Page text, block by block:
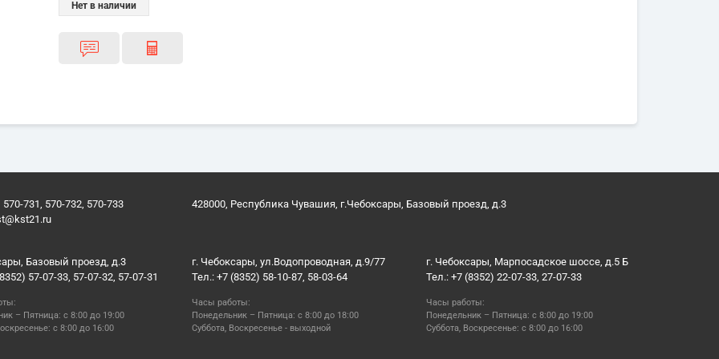
Нет в наличии
731, 570-732, 570-733
428000, Республика Чувашия, г.Чебоксары, Базовый проезд, д.3
Базовый проезд, д.3
57-07-33, 57-07-32, 57-07-31
– Пятница: с 8:00 до 19:00
с 8:00 до 16:00
г. Чебоксары, ул.Водопроводная, д.9/77
Тел.: +7 (8352) 58-10-87, 58-03-64
Часы работы:
Понедельник – Пятница: с 8:00 до 18:00
Суббота, Воскресенье - выходной
г. Чебоксары, Марпосадское шоссе, д.5 Б
Тел.: +7 (8352) 22-07-33, 27-07-33
Часы работы:
Понедельник – Пятница: с 8:00 до 19:00
Суббота, Воскресенье: с 8:00 до 16:00